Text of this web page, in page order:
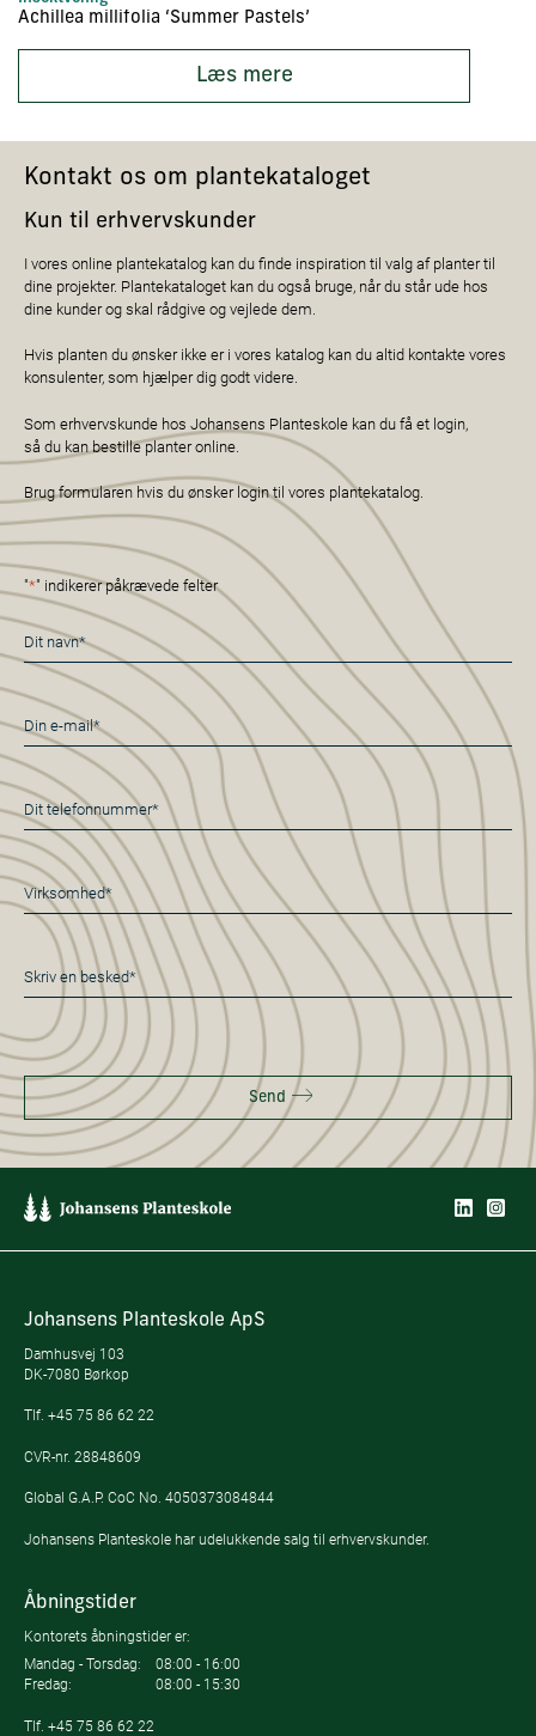
Achillea millifolia ‘Summer Pastels’
Læs mere
Kontakt os om plantekataloget
Kun til erhvervskunder
I vores online plantekatalog kan du finde inspiration til valg af planter til
dine projekter. Plantekataloget kan du også bruge, når du står ude hos
dine kunder og skal rådgive og vejlede dem.
Hvis planten du ønsker ikke er i vores katalog kan du altid kontakte vores
konsulenter, som hjælper dig godt videre.
Som erhvervskunde hos Johansens Planteskole kan du få et login,
så du kan bestille planter online.
Brug formularen hvis du ønsker login til vores plantekatalog.
"*" indikerer påkrævede felter
Navn
*
E-
mail
*
Telefon
*
Virksomhed*
*
Besked
*
Send
Johansens Planteskole ApS
Damhusvej 103
DK-7080 Børkop
Tlf. +45 75 86 62 22
CVR-nr. 28848609
Global G.A.P. CoC No. 4050373084844
Johansens Planteskole har udelukkende salg til erhvervskunder.
Åbningstider
Kontorets åbningstider er:
Mandag - Torsdag:
08:00 - 16:00
Fredag:
08:00 - 15:30
Tlf. +45 75 86 62 22